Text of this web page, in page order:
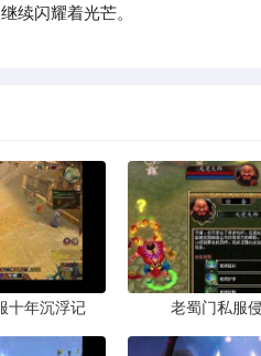
续闪耀着光芒。
十年沉浮记 老蜀门私服